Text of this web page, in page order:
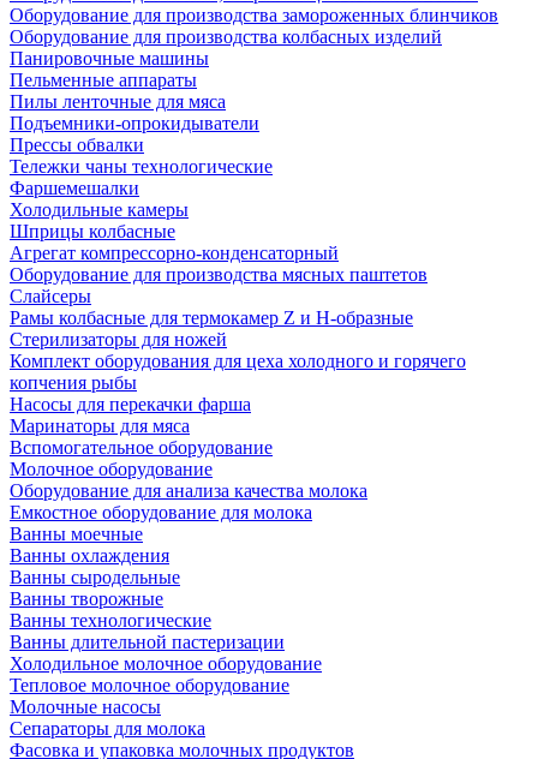
Оборудование для производства замороженных блинчиков
Оборудование для производства колбасных изделий
Панировочные машины
Пельменные аппараты
Пилы ленточные для мяса
Подъемники-опрокидыватели
Прессы обвалки
Тележки чаны технологические
Фаршемешалки
Холодильные камеры
Шприцы колбасные
Агрегат компрессорно-конденсаторный
Оборудование для производства мясных паштетов
Слайсеры
Рамы колбасные для термокамер Z и H-образные
Стерилизаторы для ножей
Комплект оборудования для цеха холодного и горячего
копчения рыбы
Насосы для перекачки фарша
Маринаторы для мяса
Вспомогательное оборудование
Молочное оборудование
Оборудование для анализа качества молока
Емкостное оборудование для молока
Ванны моечные
Ванны охлаждения
Ванны сыродельные
Ванны творожные
Ванны технологические
Ванны длительной пастеризации
Холодильное молочное оборудование
Тепловое молочное оборудование
Молочные насосы
Сепараторы для молока
Фасовка и упаковка молочных продуктов